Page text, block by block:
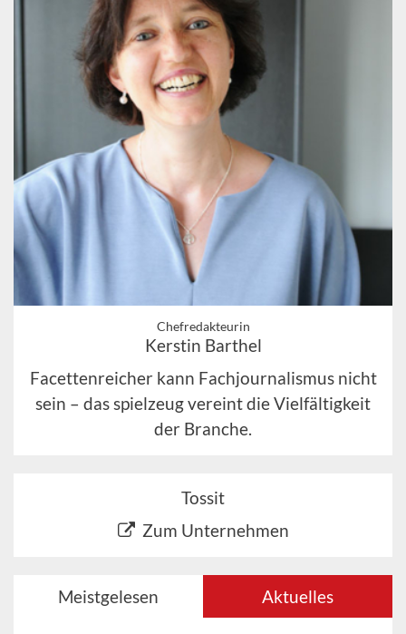
Chefredakteurin
Kerstin Barthel
Facettenreicher kann Fachjournalismus nicht
sein – das spielzeug vereint die Vielfältigkeit
der Branche.
Tossit
Zum Unternehmen
Meistgelesen Aktuelles